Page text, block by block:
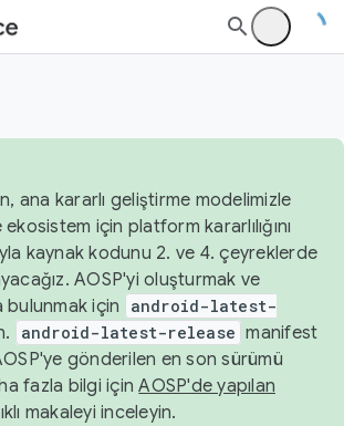
ana kararlı geliştirme modelimizle
için platform kararlılığını
kaynak kodunu 2. ve 4. çeyreklerde
AOSP'yi oluşturmak ve
bulunmak için
android-latest-
android-latest-release manifest
gönderilen en son sürümü
fazla bilgi içinAOSP'de yapılan
makaleyi inceleyin.